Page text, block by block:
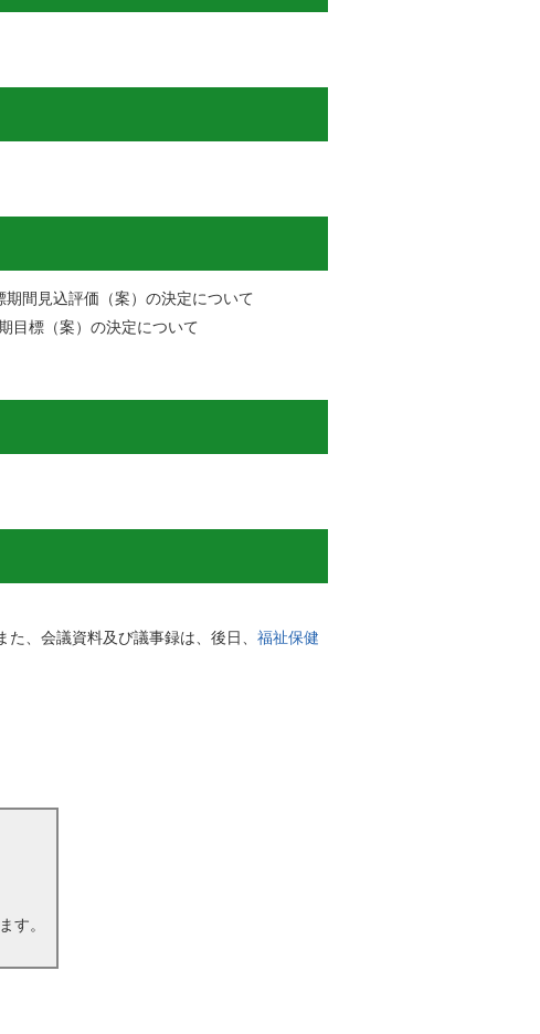
間見込評価（案）の決定について
目標（案）の決定について
、会議資料及び議事録は、後日、 福祉保健
す。